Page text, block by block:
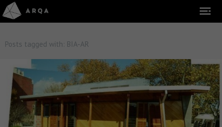
Posts tagged with: BIA-AR